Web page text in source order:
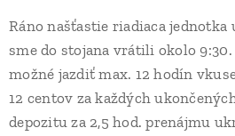
Ráno našťastie riadiaca jednotka
sme do stojana vrátili okolo
možné jazdiť max. 12 hodín
12 centov za každých
depozitu za 2,5 hod. prenájmu